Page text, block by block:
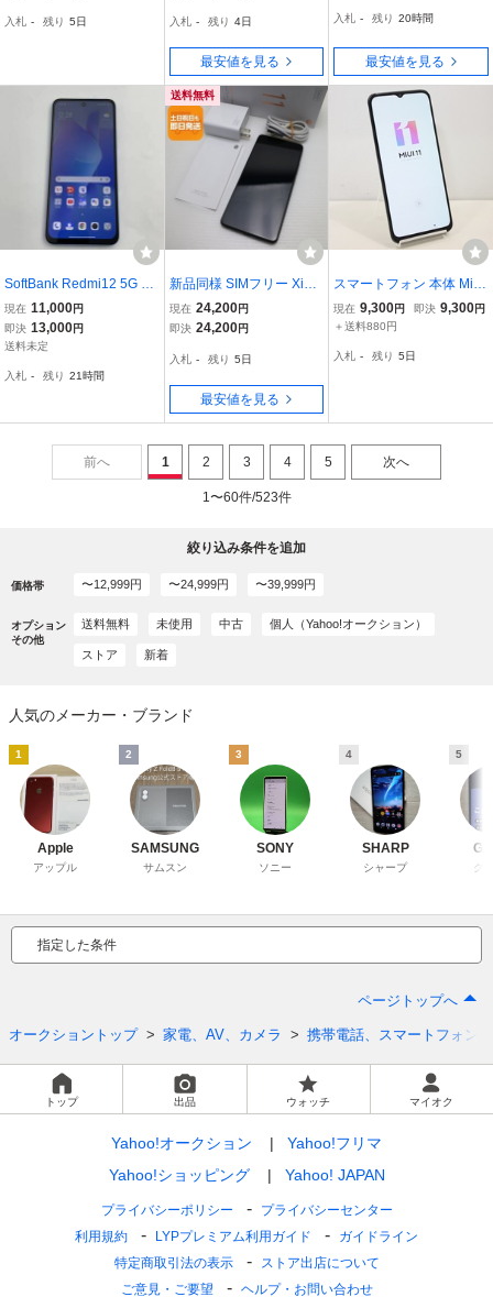
入札 - 残り 5日
K入札 - 残り 4日
最安値を見る
ス/クリアーケース/箱（11
TProWH）
入札 - 残り 20時間
最安値を見る
SoftBank Redmi12 5G 4G
B/128GB A401XM スカイ
ブルー 中古 美品 判定〇 /
SIMフリー SIMロック解
現在 11,000円
即決 13,000円
送料未定
入札 - 残り 21時間
送料無料
新品同様 SIMフリー Xiao
mi 11T Pro 8GB 128GB
メテオライトグレー スマ
土日祝発送OK あすつく
現在 24,200円
即決 24,200円
入札 - 残り 5日
最安値を見る
スマートフォン 本体 Mi 1
0 Lite 5G XIG01 Xiaomi a
u SIMロック解除済み SIM
ブラック
現在 9,300円 即決 9,300円
＋送料880円
入札 - 残り 5日
前へ 1 2 3 4 5 次へ
1〜60件/523件
絞り込み条件を追加
価格帯 〜12,999円 〜24,999円 〜39,999円
オプション
その他
送料無料 未使用 中古 個人（Yahoo!オークション）
ストア 新着
人気のメーカー・ブランド
1
Apple
アップル
2
SAMSUNG
サムスン
3
SONY
ソニー
4
SHARP
シャープ
5
グ
指定した条件
ページトップへ
オークショントップ 家電、AV、カメラ 携帯電話、スマートフォン
トップ 出品 ウォッチ マイオク
Yahoo!オークション
Yahoo!フリマ
Yahoo!ショッピング
Yahoo! JAPAN
プライバシーポリシー
プライバシーセンター
利用規約
LYPプレミアム利用ガイド
ガイドライン
特定商取引法の表示
ストア出店について
ご意見・ご要望
ヘルプ・お問い合わせ